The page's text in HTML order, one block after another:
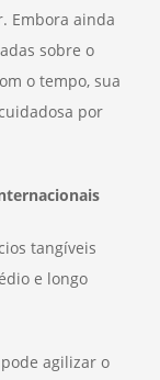
Embora ainda
sobre o
o tempo, sua
por
tangíveis
e longo
agilizar o